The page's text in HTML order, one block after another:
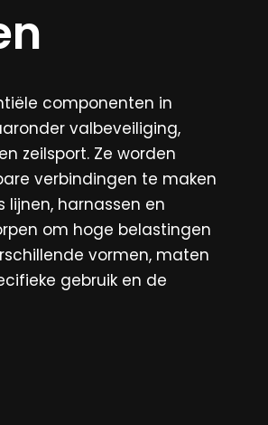
componenten in
valbeveiliging,
zeilsport. Ze worden
verbindingen te maken
lijnen, harnassen en
om hoge belastingen
vormen, maten
gebruik en de